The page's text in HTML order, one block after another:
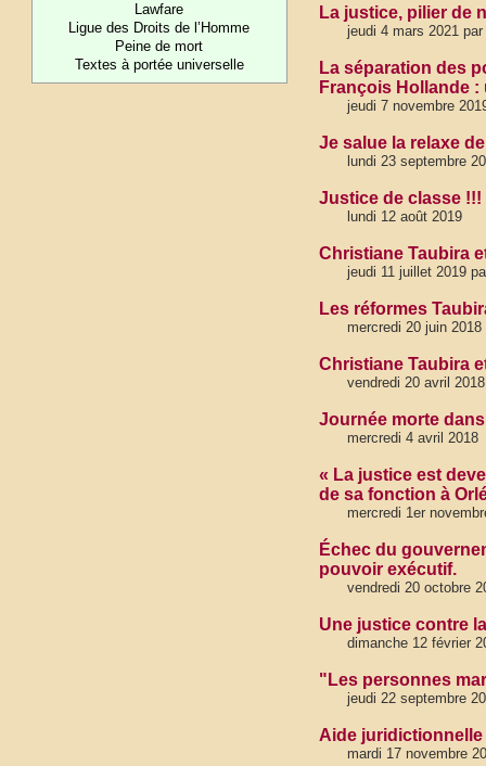
Lawfare
Ligue des Droits de l’Homme
Peine de mort
Textes à portée universelle
La justice, pilier de
jeudi 4 mars 2021
La séparation des
François Hollande :
jeudi 7 novembre
Je salue la relaxe
lundi 23 septembre
Justice de classe
lundi 12 août 2019
Christiane Taubira
jeudi 11 juillet 2019
Les réformes
mercredi 20 juin
Christiane Taubira
vendredi 20 avril
Journée morte
mercredi 4 avril 2018
« La justice est
de sa fonction à
mercredi 1er
Échec du
pouvoir exécutif.
vendredi 20 octobre
Une justice contre
dimanche 12 février
"Les personnes
jeudi 22 septembre
Aide
mardi 17 novembre